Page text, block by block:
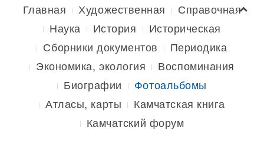
Главная Художественная
Справочная
Наука
История
Историческая
Сборники документов
Периодика
Экономика, экология
Воспоминания
Биографии
Фотоальбомы
Атласы, карты
Камчатская книга
Камчатский форум